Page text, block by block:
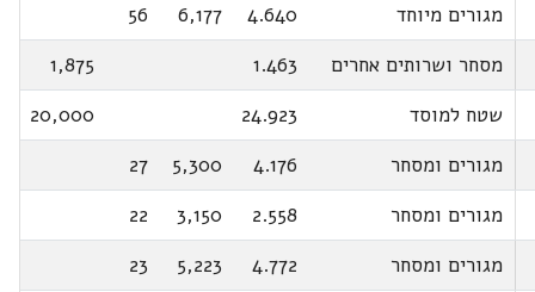
מגורים מיוחד
4.640
6,177
56
מסחר ושרותים אחרים
1.463
1,875
שטח למוסד
24.923
20,000
מגורים ומסחר
4.176
5,300
27
מגורים ומסחר
2.558
3,150
22
מגורים ומסחר
4.772
5,223
23